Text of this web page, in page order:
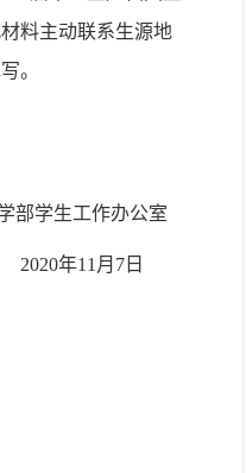
料主动联系生源地
。
部学生工作办公室
2020年11月 7 日